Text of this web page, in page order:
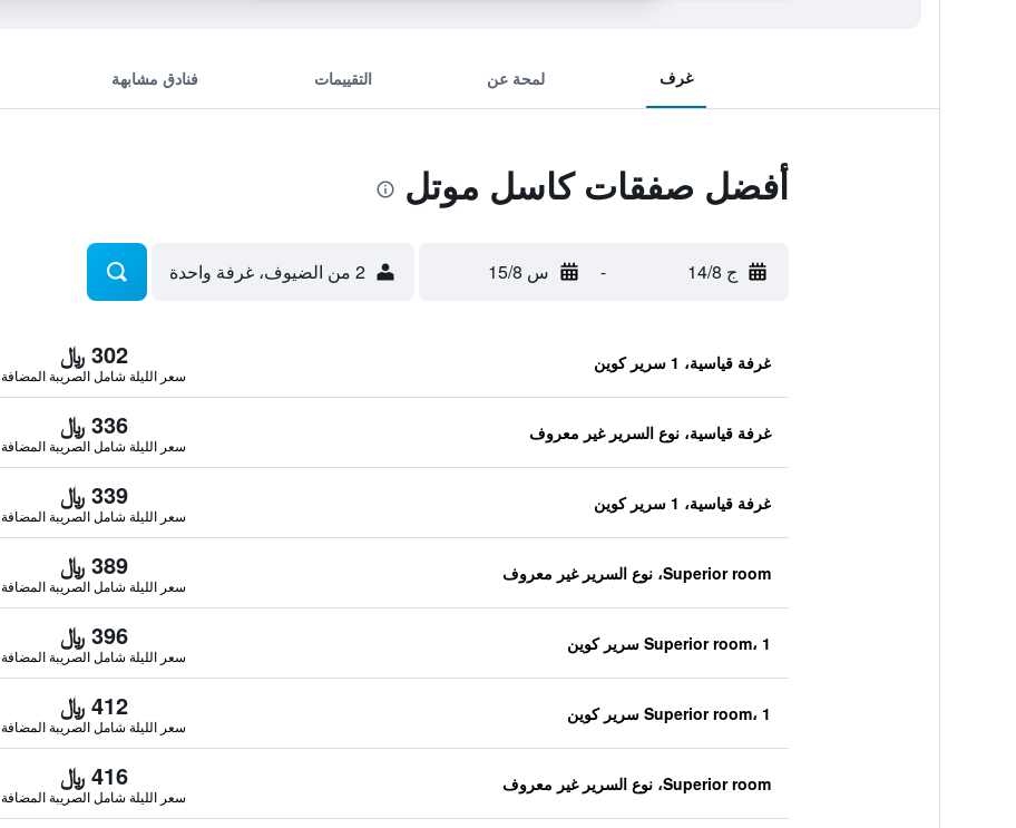
غرف لمحة عن التقييمات فنادق مشابهة
أفضل صفقات كاسل موتل
ج 14/8 - س 15/8 2 من الضيوف، غرفة واحدة
غرفة قياسية، 1 سرير كوين 302 ﷼
سعر الليلة شامل الصريبة المضافة
غرفة قياسية، نوع السرير غير معروف 336 ﷼
سعر الليلة شامل الصريبة المضافة
غرفة قياسية، 1 سرير كوين 339 ﷼
سعر الليلة شامل الصريبة المضافة
Superior room، نوع السرير غير معروف 389 ﷼
سعر الليلة شامل الصريبة المضافة
Superior room، 1 سرير كوين 396 ﷼
سعر الليلة شامل الصريبة المضافة
Superior room، 1 سرير كوين 412 ﷼
سعر الليلة شامل الصريبة المضافة
Superior room، نوع السرير غير معروف 416 ﷼
سعر الليلة شامل الصريبة المضافة